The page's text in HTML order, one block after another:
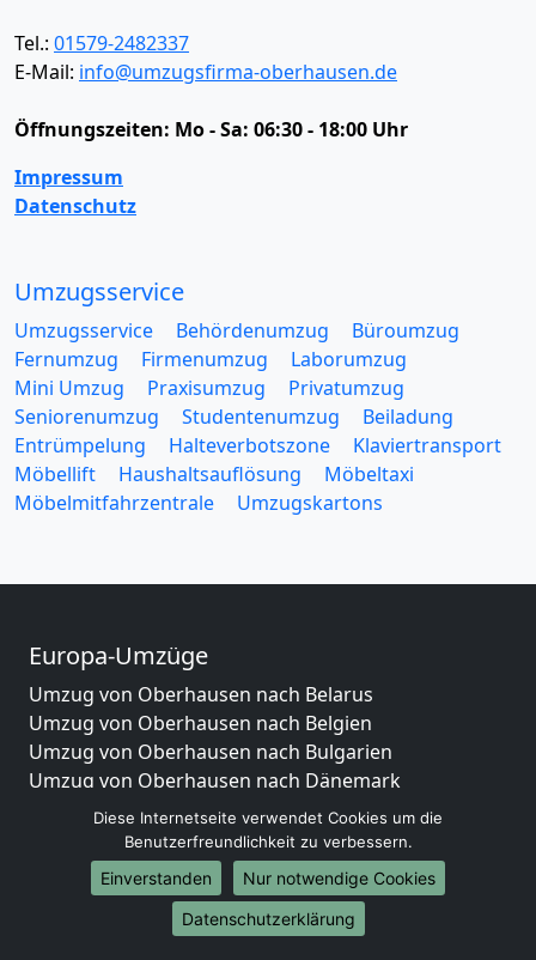
Tel.: 01579-2482337
E-Mail: info@umzugsfirma-oberhausen.de
Öffnungszeiten: Mo - Sa: 06:30 - 18:00 Uhr
Impressum
Datenschutz
Umzugsservice
Umzugsservice Behördenumzug
Büroumzug
Fernumzug
Firmenumzug
Laborumzug
Mini Umzug
Praxisumzug
Privatumzug
Seniorenumzug
Studentenumzug
Beiladung
Entrümpelung
Halteverbotszone
Klaviertransport
Möbellift
Haushaltsauflösung
Möbeltaxi
Möbelmitfahrzentrale
Umzugskartons
Europa-Umzüge
Umzug von Oberhausen nach Belarus
Umzug von Oberhausen nach Belgien
Umzug von Oberhausen nach Bulgarien
Umzug von Oberhausen nach Dänemark
Umzug von Oberhausen nach England
Umzug von Oberhausen nach Portugal
Umzug von Oberhausen nach Bosnien
und Herzegowina
Umzug von Oberhausen nach Irland
Diese Internetseite verwendet Cookies um die
Benutzerfreundlichkeit zu verbessern.
Einverstanden
Nur notwendige Cookies
Datenschutzerklärung